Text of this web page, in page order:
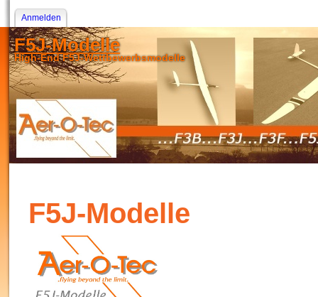
Anmelden
F5J-Modelle
High-End F5J-Wettbewerbsmodelle
F5J-Modelle